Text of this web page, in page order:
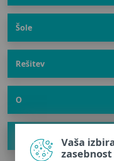
Šole
Rešitev
O
Pridobite nove nasvete
Vaša
zasebnost